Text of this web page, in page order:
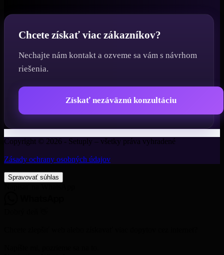
Chcete získať viac zákazníkov?
Nechajte nám kontakt a ozveme sa vám s návrhom
riešenia.
Získať nezáväznú konzultáciu
Copyright © 2026 - Setuply – všetky práva vyhradené
Zásady ochrany osobných údajov
Spravovať súhlas